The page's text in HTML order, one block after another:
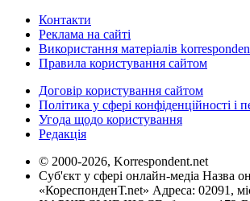
Контакти
Реклама на сайті
Використання матеріалів
Правила користування сайтом
Договір користування сайтом
Політика у сфері конфіденційності і
Угода щодо користування
Редакція
© 2000-2026, Korrespondent.net
Суб'єкт у сфері онлайн-медіа Назва
«КореспонденТ.net» Адреса: 02091,